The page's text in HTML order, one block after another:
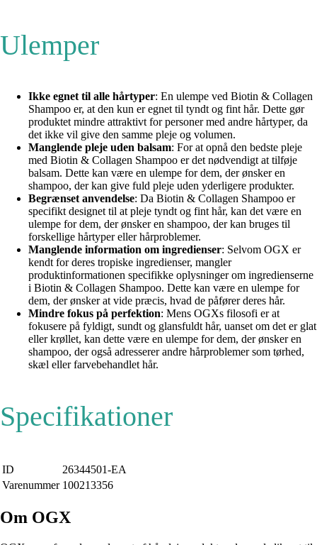
Ulemper
Ikke egnet til alle hårtyper: En ulempe ved Biotin & Collagen
Shampoo er, at den kun er egnet til tyndt og fint hår. Dette gør
produktet mindre attraktivt for personer med andre hårtyper, da
det ikke vil give den samme pleje og volumen.
Manglende pleje uden balsam: For at opnå den bedste pleje
med Biotin & Collagen Shampoo er det nødvendigt at tilføje
balsam. Dette kan være en ulempe for dem, der ønsker en
shampoo, der kan give fuld pleje uden yderligere produkter.
Begrænset anvendelse: Da Biotin & Collagen Shampoo er
specifikt designet til at pleje tyndt og fint hår, kan det være en
ulempe for dem, der ønsker en shampoo, der kan bruges til
forskellige hårtyper eller hårproblemer.
Manglende information om ingredienser: Selvom OGX er
kendt for deres tropiske ingredienser, mangler
produktinformationen specifikke oplysninger om ingredienserne
i Biotin & Collagen Shampoo. Dette kan være en ulempe for
dem, der ønsker at vide præcis, hvad de påfører deres hår.
Mindre fokus på perfektion: Mens OGXs filosofi er at
fokusere på fyldigt, sundt og glansfuldt hår, uanset om det er glat
eller krøllet, kan dette være en ulempe for dem, der ønsker en
shampoo, der også adresserer andre hårproblemer som tørhed,
skæl eller farvebehandlet hår.
Specifikationer
ID
26344501-EA
Varenummer 100213356
Om OGX